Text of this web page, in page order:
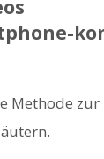
Methode zur